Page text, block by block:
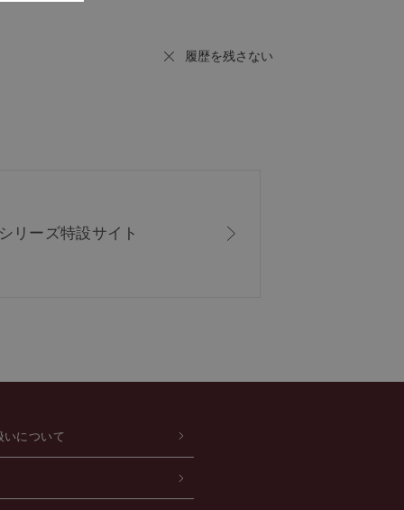
履歴を残さない
リーズ特設サイト
いについて